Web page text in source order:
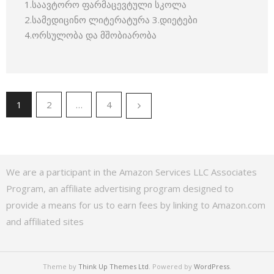
1.საავტორო ფარმაცევტული სკოლა
2.სამედიცინო ლიტერატურა 3.დიეტები
4.ორსულობა და მშობიარობა
1 2 … 4
We are a participant in the Amazon Services LLC Associates
Program, an affiliate advertising program designed to
provide a means for us to earn fees by linking to Amazon.com
and affiliated sites
Theme by Think Up Themes Ltd. Powered by WordPress.